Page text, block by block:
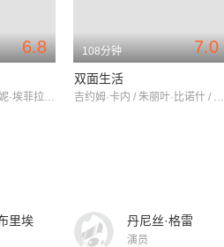
6.8
让·杜雅尔丹 / 维尔日妮·埃菲拉 / 塞德里克·康
7.0
108分钟
双面生活
吉约姆·卡内 / 朱丽叶·比诺什 / 樊尚·马凯涅
里埃 丹尼丝·格雷
演员